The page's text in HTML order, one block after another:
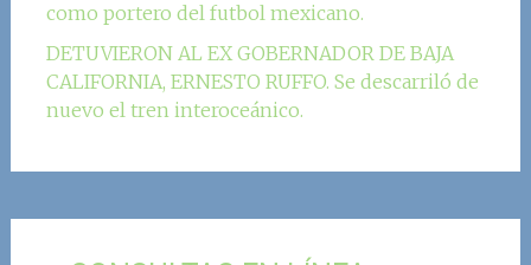
como portero del futbol mexicano.
DETUVIERON AL EX GOBERNADOR DE BAJA
CALIFORNIA, ERNESTO RUFFO. Se descarriló de
nuevo el tren interoceánico.